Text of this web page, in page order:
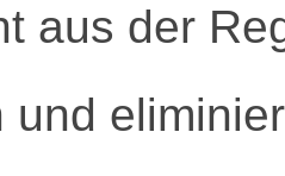
aus der
und